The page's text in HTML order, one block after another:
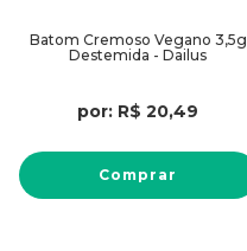
Batom Cremoso Vegano 3,5g
Destemida - Dailus
por: R$ 20,49
Comprar